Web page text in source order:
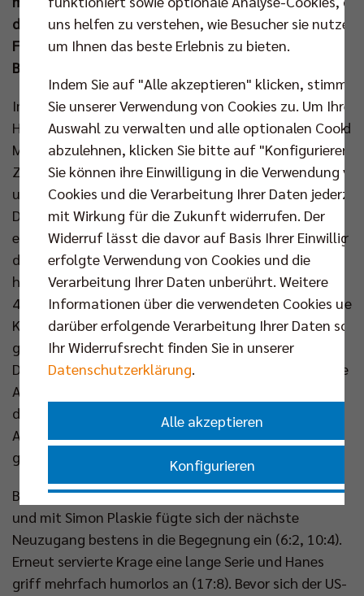
die Hauptstädter gegen die SVG Lüneburg um den
Finaleinzug beim Turnierformat mit allen zwölf
Bundesligisten.
Im ersten Pflichtspiel der Saison setzte BR Volleys
Headcoach Joel Banks auf Kapitän Ruben Schott und
Moritz Reichert im Außenangriff, Johannes Tille im
Zuspiel, Jake Hanes im Diagonalangriff, Tobias Krick
und Florian Krage im Mittelblock sowie Libero Kyle
Dagostino. Rückkehrer Reichert erzielte sofort den
ersten Punkt für den Titelverteidiger und ein weiterer
deutscher Nationalspieler fügte sich ebenso
hervorragend ein. Mittelblocker Krage punktete zum
4:2 und startete danach eine Aufschlagserie (7:2). Die
Karlsruher, vier Stunden zuvor mit 2:0 (25:23, 25:19)
gegen den ASV Dachau erfolgreich, konnten dem
Druck der Berliner kaum standhalten. Hanes servierte
Ass um Ass (15:3) und die Hauptstädter gewannen
den Auftaktsatz überaus deutlich, weil Krage zum
Abschluss in Abwehr und Aufschlag gleichermaßen
glänzte (25:8).
Banks begann anschließend mit den Wechselspielen
und mit Simon Plaskie fügte sich der nächste
Neuzugang bestens in die Begegnung ein (6:2, 10:4).
Erneut servierte Krage eine lange Serie und Hanes
griff mehrfach humorlos an (17:8). Bevor sich der US-
uns helfen zu verstehen, wie Besucher sie nutzen,
um Ihnen das beste Erlebnis zu bieten.
Indem Sie auf "Alle akzeptieren" klicken, stimmen
Sie unserer Verwendung von Cookies zu. Um Ihre
Auswahl zu verwalten und alle optionalen Cookies
abzulehnen, klicken Sie bitte auf "Konfigurieren".
Sie können ihre Einwilligung in die Verwendung
Cookies und die Verarbeitung Ihrer Daten
mit Wirkung für die Zukunft widerrufen. Der
Widerruf lässt die davor auf Basis Ihrer
erfolgte Verwendung von Cookies und die
Verarbeitung Ihrer Daten unberührt. Weitere
Informationen über die verwendeten Cookies und
darüber erfolgende Verarbeitung Ihrer Daten
Ihr Widerrufsrecht finden Sie in unserer
Datenschutzerklärung.
Alle akzeptieren
Konfigurieren
Nur essenzielle Cookies akzeptieren
Impressum|Datenschutzerklärung